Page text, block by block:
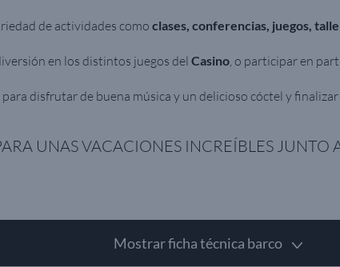
de actividades como clases, conferencias, juegos,
en los distintos juegos del Casino, o participar en
disfrutar de buena música y un delicioso cóctel y
UNAS VACACIONES INCREÍBLES JUNTO
Mostrar ficha técnica barco